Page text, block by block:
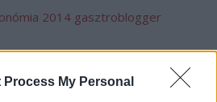
Process My Personal
2014 gasztroblogger